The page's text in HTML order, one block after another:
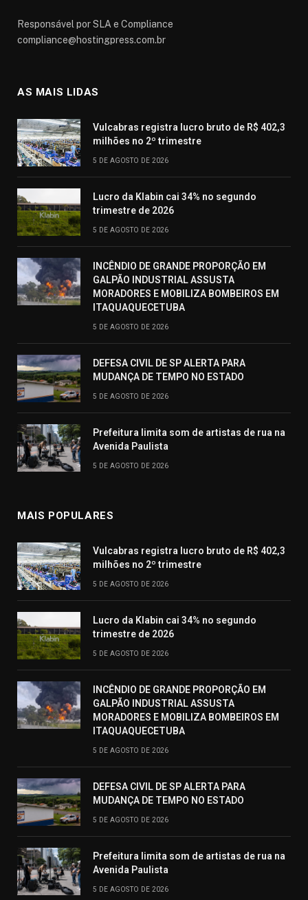
Responsável por SLA e Compliance
compliance@hostingpress.com.br
AS MAIS LIDAS
Vulcabras registra lucro bruto de R$ 402,3
milhões no 2º trimestre
5 DE AGOSTO DE 2026
Lucro da Klabin cai 34% no segundo
trimestre de 2026
5 DE AGOSTO DE 2026
INCÊNDIO DE GRANDE PROPORÇÃO EM
GALPÃO INDUSTRIAL ASSUSTA
MORADORES E MOBILIZA BOMBEIROS EM
ITAQUAQUECETUBA
5 DE AGOSTO DE 2026
DEFESA CIVIL DE SP ALERTA PARA
MUDANÇA DE TEMPO NO ESTADO
5 DE AGOSTO DE 2026
Prefeitura limita som de artistas de rua na
Avenida Paulista
5 DE AGOSTO DE 2026
MAIS POPULARES
Vulcabras registra lucro bruto de R$ 402,3
milhões no 2º trimestre
5 DE AGOSTO DE 2026
Lucro da Klabin cai 34% no segundo
trimestre de 2026
5 DE AGOSTO DE 2026
INCÊNDIO DE GRANDE PROPORÇÃO EM
GALPÃO INDUSTRIAL ASSUSTA
MORADORES E MOBILIZA BOMBEIROS EM
ITAQUAQUECETUBA
5 DE AGOSTO DE 2026
DEFESA CIVIL DE SP ALERTA PARA
MUDANÇA DE TEMPO NO ESTADO
5 DE AGOSTO DE 2026
Prefeitura limita som de artistas de rua na
Avenida Paulista
5 DE AGOSTO DE 2026